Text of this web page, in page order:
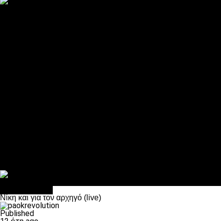
Νίκη και για τον αρχηγό (live)
Published